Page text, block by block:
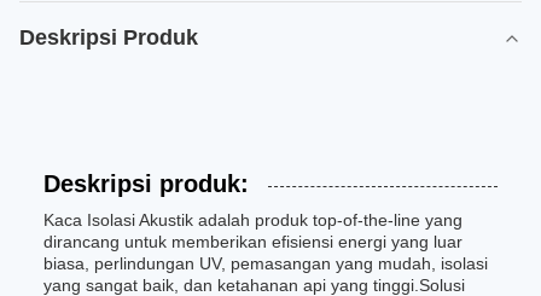
Deskripsi Produk
Deskripsi produk:
Kaca Isolasi Akustik adalah produk top-of-the-line yang
dirancang untuk memberikan efisiensi energi yang luar
biasa, perlindungan UV, pemasangan yang mudah, isolasi
yang sangat baik, dan ketahanan api yang tinggi.Solusi